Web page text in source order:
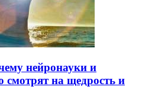
нейронауки и
смотрят на щедрость и